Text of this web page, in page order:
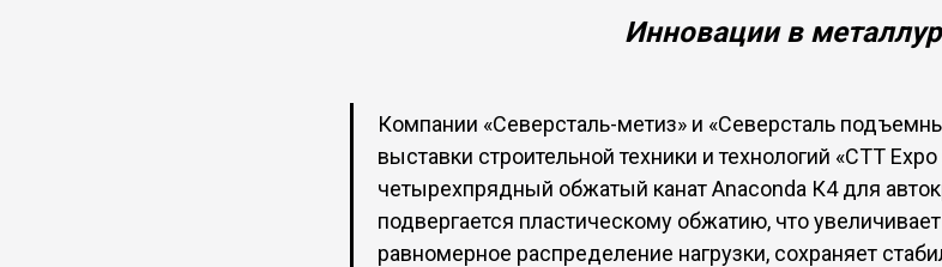
Инновации в
Компании «Северсталь-метиз» и «Северсталь
выставки строительной техники и технологий «CTT
четырехпрядный обжатый канат Anaconda К4 для
подвергается пластическому обжатию, что
равномерное распределение нагрузки, сохраняет